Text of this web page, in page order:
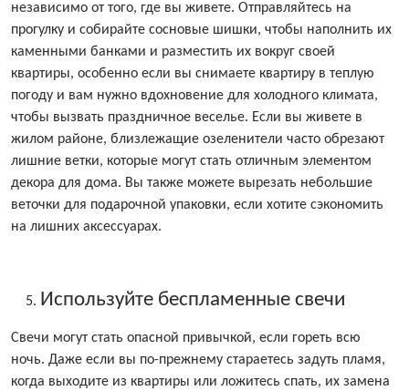
независимо от того, где вы живете. Отправляйтесь на
прогулку и собирайте сосновые шишки, чтобы наполнить их
каменными банками и разместить их вокруг своей
квартиры, особенно если вы снимаете квартиру в теплую
погоду и вам нужно вдохновение для холодного климата,
чтобы вызвать праздничное веселье. Если вы живете в
жилом районе, близлежащие озеленители часто обрезают
лишние ветки, которые могут стать отличным элементом
декора для дома. Вы также можете вырезать небольшие
веточки для подарочной упаковки, если хотите сэкономить
на лишних аксессуарах.
Используйте беспламенные свечи
Свечи могут стать опасной привычкой, если гореть всю
ночь. Даже если вы по-прежнему стараетесь задуть пламя,
когда выходите из квартиры или ложитесь спать, их замена